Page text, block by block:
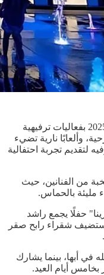
تستعد المملكة للاحتفال بعيد الفطر لعام 2025 بفعاليات ترفيهية
وألعابًا نارية تضيء
لتقديم تجربة احتفالية
من الفنانين، حيث
مليئة بالحماس.
حفلًا يجمع راشد
شقراء رابح صقر
في أبها، بينما يشارك
أيام العيد.